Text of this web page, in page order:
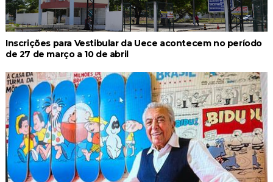
Inscrições para Vestibular da Uece acontecem no período
de 27 de março a 10 de abril